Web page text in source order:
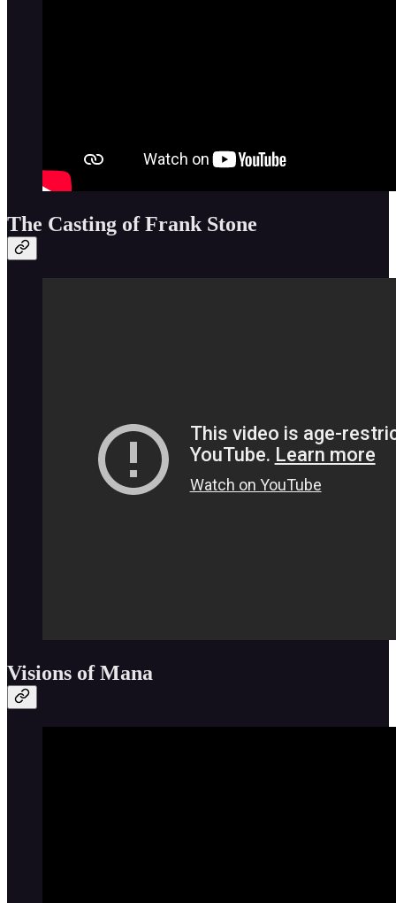
The Casting of Frank Stone
Visions of Mana